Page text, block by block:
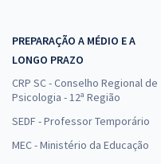
PREPARAÇÃO A MÉDIO E A
LONGO PRAZO
CRP SC - Conselho Regional de
Psicologia - 12ª Região
SEDF - Professor Temporário
MEC - Ministério da Educação